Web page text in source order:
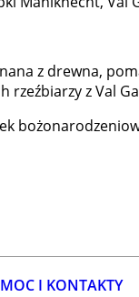
z drewna,
rzeźbiarzy z Val
I KONTAKTY